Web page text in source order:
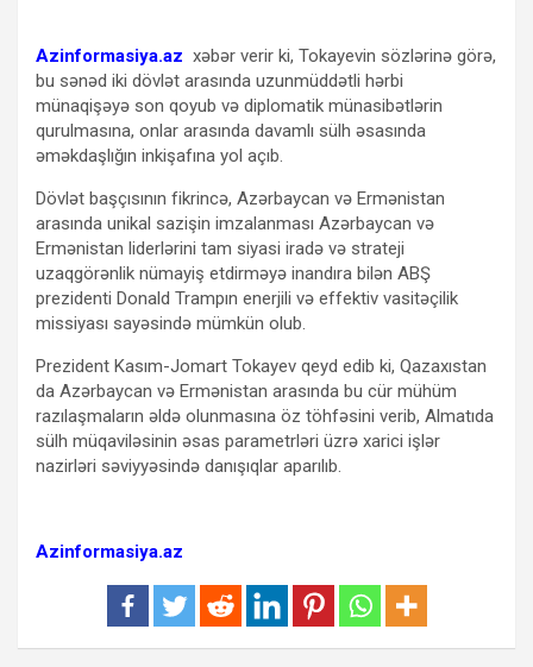
Azinformasiya.az xəbər verir ki, Tokayevin sözlərinə görə,
bu sənəd iki dövlət arasında uzunmüddətli hərbi
münaqişəyə son qoyub və diplomatik münasibətlərin
qurulmasına, onlar arasında davamlı sülh əsasında
əməkdaşlığın inkişafına yol açıb.
Dövlət başçısının fikrincə, Azərbaycan və Ermənistan
arasında unikal sazişin imzalanması Azərbaycan və
Ermənistan liderlərini tam siyasi iradə və strateji
uzaqgörənlik nümayiş etdirməyə inandıra bilən ABŞ
prezidenti Donald Trampın enerjili və effektiv vasitəçilik
missiyası sayəsində mümkün olub.
Prezident Kasım-Jomart Tokayev qeyd edib ki, Qazaxıstan
da Azərbaycan və Ermənistan arasında bu cür mühüm
razılaşmaların əldə olunmasına öz töhfəsini verib, Almatıda
sülh müqaviləsinin əsas parametrləri üzrə xarici işlər
nazirləri səviyyəsində danışıqlar aparılıb.
Azinformasiya.az